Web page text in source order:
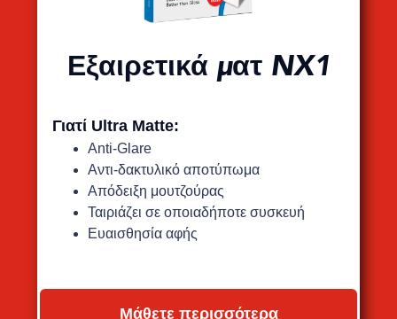
Εξαιρετικά ματ NX1
Γιατί Ultra Matte:
Anti-Glare
Αντι-δακτυλικό αποτύπωμα
Απόδειξη μουτζούρας
Ταιριάζει σε οποιαδήποτε συσκευή
Ευαισθησία αφής
Μάθετε περισσότερα